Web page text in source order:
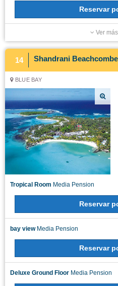
Reservar
Ver
14 Shandrani
BLUE BAY
Tropical Room Media Pension
Reservar
bay viewMedia Pension
Reservar
Deluxe Ground Floor Media Pension